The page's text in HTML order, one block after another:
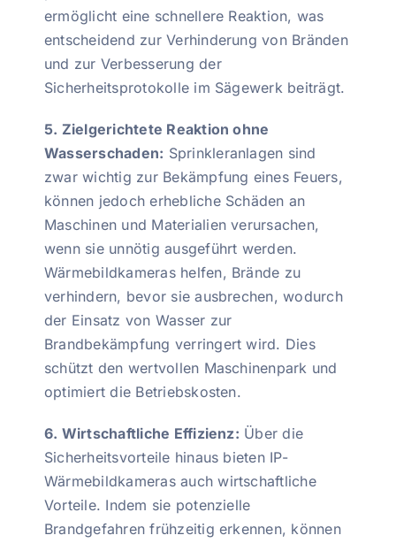
ermöglicht eine schnellere Reaktion, was
entscheidend zur Verhinderung von Bränden
und zur Verbesserung der
Sicherheitsprotokolle im Sägewerk beiträgt.
5. Zielgerichtete Reaktion ohne
Wasserschaden: Sprinkleranlagen sind
zwar wichtig zur Bekämpfung eines Feuers,
können jedoch erhebliche Schäden an
Maschinen und Materialien verursachen,
wenn sie unnötig ausgeführt werden.
Wärmebildkameras helfen, Brände zu
verhindern, bevor sie ausbrechen, wodurch
der Einsatz von Wasser zur
Brandbekämpfung verringert wird. Dies
schützt den wertvollen Maschinenpark und
optimiert die Betriebskosten.
6. Wirtschaftliche Effizienz: Über die
Sicherheitsvorteile hinaus bieten IP-
Wärmebildkameras auch wirtschaftliche
Vorteile. Indem sie potenzielle
Brandgefahren frühzeitig erkennen, können